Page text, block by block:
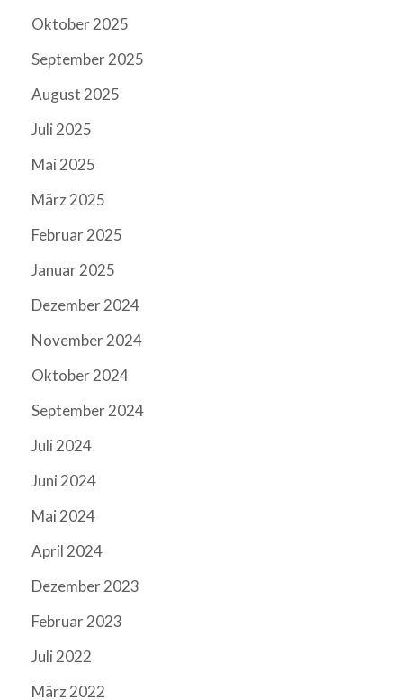
Oktober 2025
September 2025
August 2025
Juli 2025
Mai 2025
März 2025
Februar 2025
Januar 2025
Dezember 2024
November 2024
Oktober 2024
September 2024
Juli 2024
Juni 2024
Mai 2024
April 2024
Dezember 2023
Februar 2023
Juli 2022
März 2022